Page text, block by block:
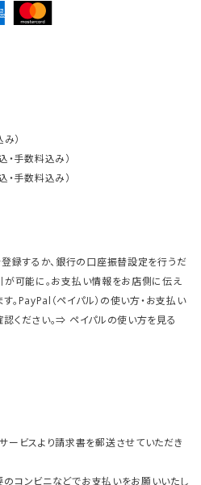
）
手数料込み）
手数料込み）
登録するか、銀行の口座振替設定を行うだ
が可能に。お支払い情報をお店側に伝え
。PayPal（ペイパル）の使い方・お支払い
ください。⇒ ペイパルの使い方を見る
ービスより請求書を郵送させていただき
コンビニなどでお支払いをお願いいたし